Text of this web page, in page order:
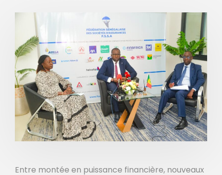
Entre montée en puissance financière, nouveaux